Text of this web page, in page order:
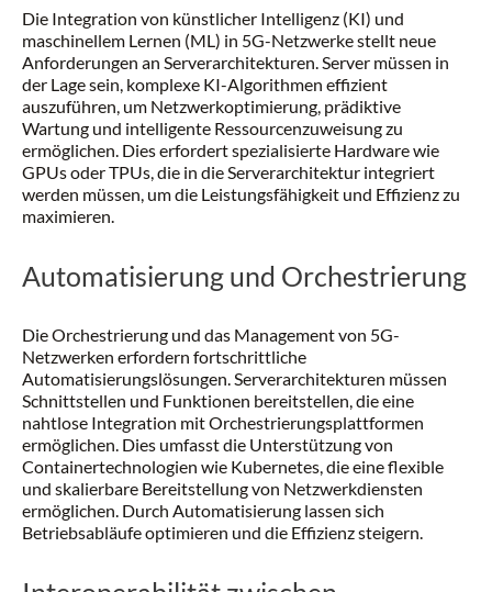
Die Integration von künstlicher Intelligenz (KI) und
maschinellem Lernen (ML) in 5G-Netzwerke stellt neue
Anforderungen an Serverarchitekturen. Server müssen in
der Lage sein, komplexe KI-Algorithmen effizient
auszuführen, um Netzwerkoptimierung, prädiktive
Wartung und intelligente Ressourcenzuweisung zu
ermöglichen. Dies erfordert spezialisierte Hardware wie
GPUs oder TPUs, die in die Serverarchitektur integriert
werden müssen, um die Leistungsfähigkeit und Effizienz zu
maximieren.
Automatisierung und Orchestrierung
Die Orchestrierung und das Management von 5G-
Netzwerken erfordern fortschrittliche
Automatisierungslösungen. Serverarchitekturen müssen
Schnittstellen und Funktionen bereitstellen, die eine
nahtlose Integration mit Orchestrierungsplattformen
ermöglichen. Dies umfasst die Unterstützung von
Containertechnologien wie Kubernetes, die eine flexible
und skalierbare Bereitstellung von Netzwerkdiensten
ermöglichen. Durch Automatisierung lassen sich
Betriebsabläufe optimieren und die Effizienz steigern.